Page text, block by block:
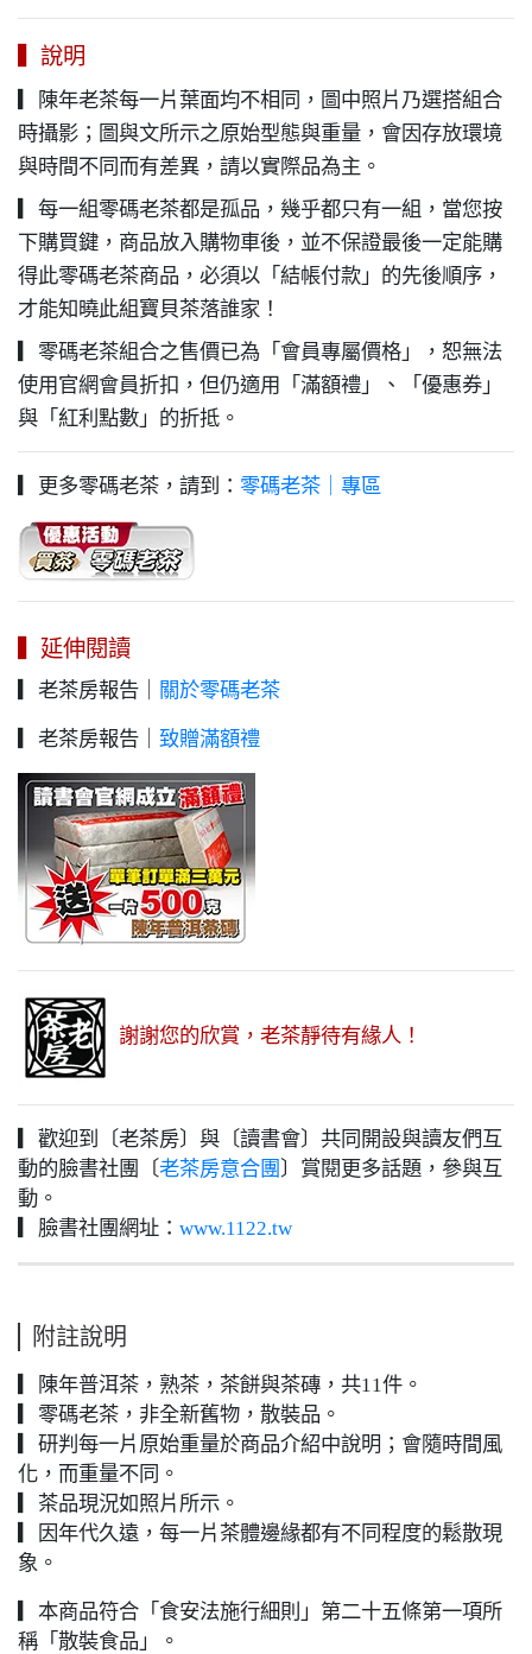
▍說明
▎陳年老茶每一片葉面均不相同，圖中照片乃選搭組合
時攝影；圖與文所示之原始型態與重量，會因存放環境
與時間不同而有差異，請以實際品為主。
▎每一組零碼老茶都是孤品，幾乎都只有一組，當您按
下購買鍵，商品放入購物車後，並不保證最後一定能購
得此零碼老茶商品，必須以「結帳付款」的先後順序，
才能知曉此組寶貝茶落誰家！
▎零碼老茶組合之售價已為「會員專屬價格」，恕無法
使用官網會員折扣，但仍適用「滿額禮」、「優惠券」
與「紅利點數」的折抵。
▎更多零碼老茶，請到： 零碼老茶｜專區
▍延伸閱讀
▎老茶房報告｜ 關於零碼老茶
▎老茶房報告｜ 致贈滿額禮
謝謝您的欣賞，老茶靜待有緣人！
▎歡迎到〔老茶房〕與〔讀書會〕共同開設與讀友們互
動的臉書社團〔老茶房意合團 〕賞閱更多話題，參與互
動。
▎臉書社團網址： www.1122.tw
附註說明
▎陳年普洱茶，熟茶，茶餅與茶磚，共11件。
▎零碼老茶，非全新舊物，散裝品。
▎研判每一片原始重量於商品介紹中說明；會隨時間風
化，而重量不同。
▎茶品現況如照片所示。
▎因年代久遠，每一片茶體邊緣都有不同程度的鬆散現
象。
▎本商品符合「食安法施行細則」第二十五條第一項所
稱「散裝食品」。